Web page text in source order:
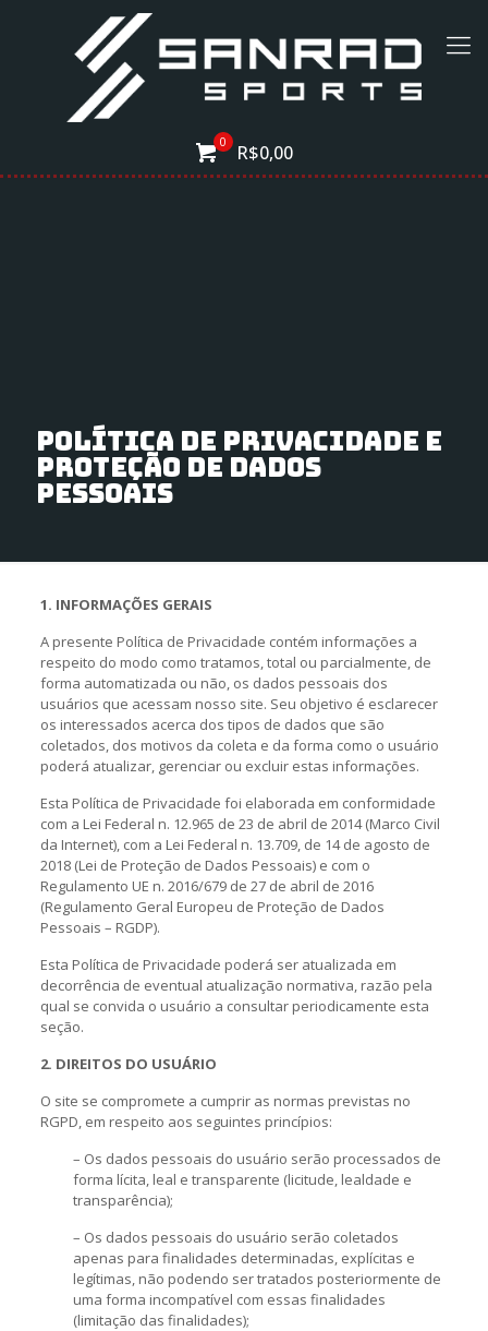
0 R$0,00
Política de privacidade e
proteção de dados
pessoais
1. INFORMAÇÕES GERAIS
A presente Política de Privacidade contém informações a
respeito do modo como tratamos, total ou parcialmente, de
forma automatizada ou não, os dados pessoais dos
usuários que acessam nosso site. Seu objetivo é esclarecer
os interessados acerca dos tipos de dados que são
coletados, dos motivos da coleta e da forma como o usuário
poderá atualizar, gerenciar ou excluir estas informações.
Esta Política de Privacidade foi elaborada em conformidade
com a Lei Federal n. 12.965 de 23 de abril de 2014 (Marco Civil
da Internet), com a Lei Federal n. 13.709, de 14 de agosto de
2018 (Lei de Proteção de Dados Pessoais) e com o
Regulamento UE n. 2016/679 de 27 de abril de 2016
(Regulamento Geral Europeu de Proteção de Dados
Pessoais – RGDP).
Esta Política de Privacidade poderá ser atualizada em
decorrência de eventual atualização normativa, razão pela
qual se convida o usuário a consultar periodicamente esta
seção.
2. DIREITOS DO USUÁRIO
O site se compromete a cumprir as normas previstas no
RGPD, em respeito aos seguintes princípios:
– Os dados pessoais do usuário serão processados de
forma lícita, leal e transparente (licitude, lealdade e
transparência);
– Os dados pessoais do usuário serão coletados
apenas para finalidades determinadas, explícitas e
legítimas, não podendo ser tratados posteriormente de
uma forma incompatível com essas finalidades
(limitação das finalidades);